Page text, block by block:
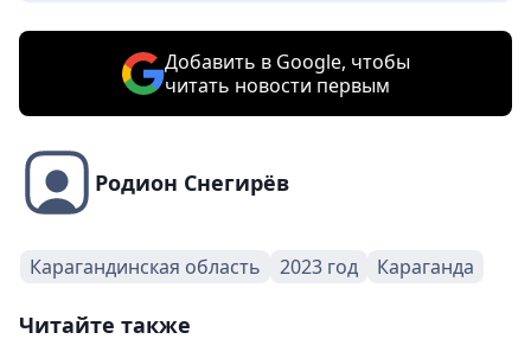
Добавить в Google, чтобы
читать новости первым
Родион Снегирёв
Карагандинская область 2023 год Караганда
Читайте также